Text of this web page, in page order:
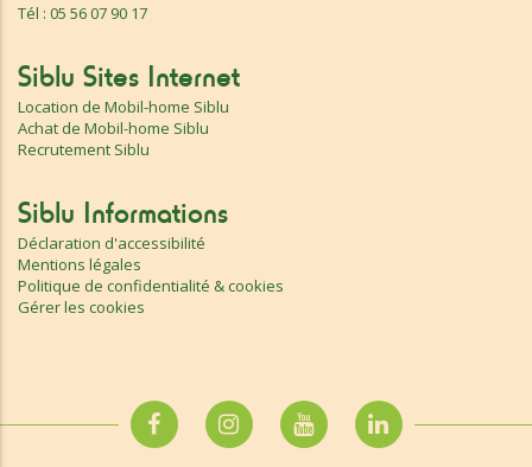
Tél : 05 56 07 90 17
Siblu Sites Internet
Location de Mobil-home Siblu
Achat de Mobil-home Siblu
Recrutement Siblu
Siblu Informations
Déclaration d'accessibilité
Mentions légales
Politique de confidentialité & cookies
Gérer les cookies